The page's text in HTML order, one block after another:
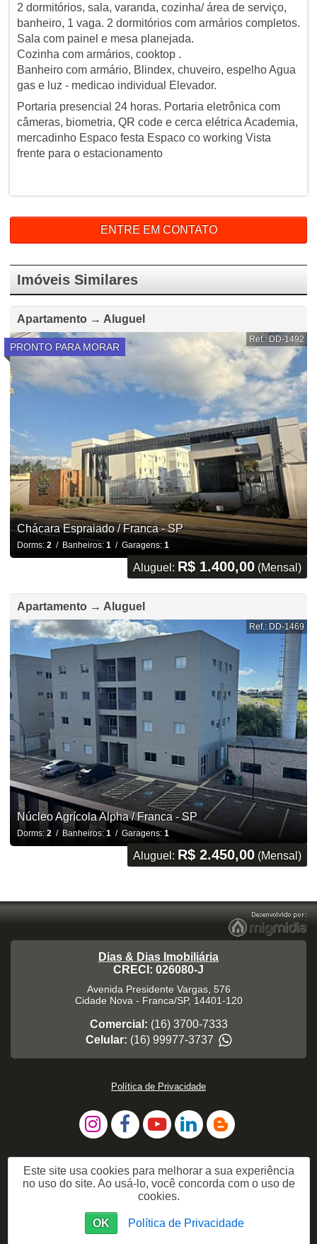
2 dormitórios, sala, varanda, cozinha/ área de serviço,
banheiro, 1 vaga. 2 dormitórios com armários completos.
Sala com painel e mesa planejada.
Cozinha com armários, cooktop .
Banheiro com armário, Blindex, chuveiro, espelho Agua
gas e luz - medicao individual Elevador.
Portaria presencial 24 horas. Portaria eletrônica com
câmeras, biometria, QR code e cerca elétrica Academia,
mercadinho Espaco festa Espaco co working Vista
frente para o estacionamento
ENTRE EM CONTATO
Imóveis Similares
Apartamento → Aluguel
PRONTO PARA MORAR
Ref.: DD-1492
Chácara Espraiado / Franca - SP
Dorms: 2/ Banheiros: 1/ Garagens: 1
Aluguel: R$ 1.400,00 (Mensal)
Apartamento → Aluguel
Ref.: DD-1469
Núcleo Agrícola Alpha / Franca - SP
Dorms: 2/ Banheiros:1/ Garagens: 1
Aluguel: R$ 2.450,00 (Mensal)
Dias & Dias Imobiliária
CRECI: 026080-J
Avenida Presidente Vargas, 576
Cidade Nova- Franca/SP, 14401-120
Comercial: (16) 3700-7333
Celular: (16) 99977-3737
Política de Privacidade
Este site usa cookies para melhorar a sua experiência
no uso do site. Ao usá-lo, você concorda com o uso de
cookies.
OK Política de Privacidade